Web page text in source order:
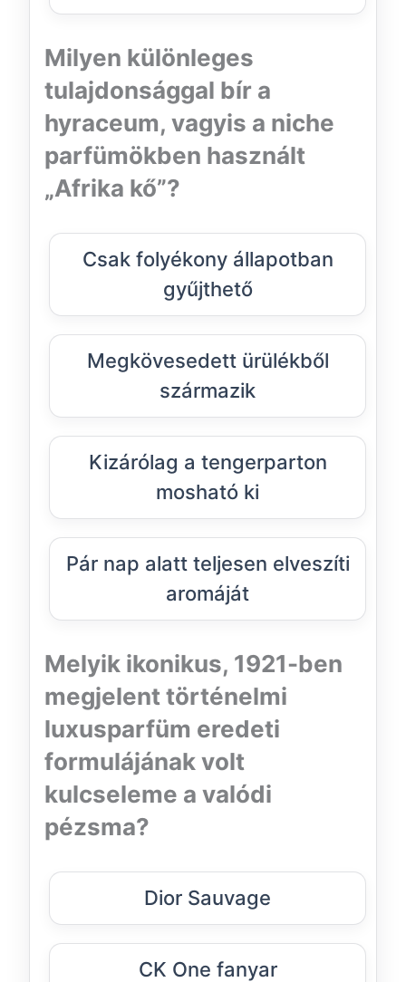
Milyen különleges
tulajdonsággal bír a
hyraceum, vagyis a niche
parfümökben használt
„Afrika kő”?
Csak folyékony állapotban
gyűjthető
Megkövesedett ürülékből
származik
Kizárólag a tengerparton
mosható ki
Pár nap alatt teljesen elveszíti
aromáját
Melyik ikonikus, 1921-ben
megjelent történelmi
luxusparfüm eredeti
formulájának volt
kulcseleme a valódi
pézsma?
Dior Sauvage
CK One fanyar